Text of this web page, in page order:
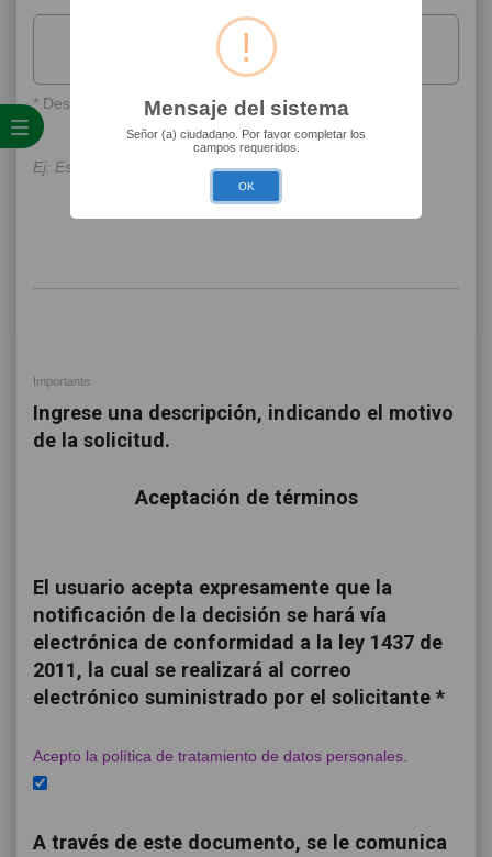
SUBIR ARCHIVOS
* Descripción
Importante
Ingrese una descripción, indicando el motivo
de la solicitud.
Aceptación de términos
El usuario acepta expresamente que la
notificación de la decisión se hará vía
electrónica de conformidad a la ley 1437 de
2011, la cual se realizará al correo
electrónico suministrado por el solicitante *
Acepto la política de tratamiento de datos personales.
A través de este documento, se le comunica
!
Mensaje del sistema
Señor (a) ciudadano. Por favor completar los
campos requeridos.
OK